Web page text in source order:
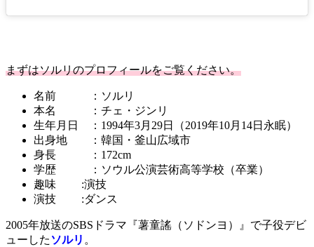
まずはソルリのプロフィールをご覧ください。
名前 ：ソルリ
本名 ：チェ・ジンリ
生年月日 ：1994年3月29日（2019年10月14日永眠）
出身地 ：韓国・釜山広域市
身長 ：172cm
学歴 ：ソウル公演芸術高等学校（卒業）
趣味 :演技
演技 :ダンス
2005年放送のSBSドラマ『薯童謠（ソドンヨ）』で子役デビ
ューした ソルリ 。